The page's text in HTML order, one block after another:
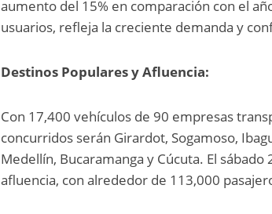
aumento del 15% en comparación con el
usuarios, refleja la creciente demanda y
Destinos Populares y Afluencia:
Con 17,400 vehículos de 90 empresas
concurridos serán Girardot, Sogamoso,
Medellín, Bucaramanga y Cúcuta. El
afluencia, con alrededor de 113,000